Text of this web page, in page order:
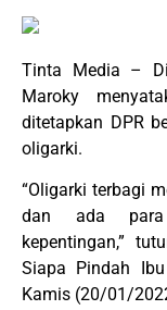
Tinta Media –
Maroky
ditetapkan DPR
oligarki.
“Oligarki terbagi
dan ada para
kepentingan,”
Siapa Pindah
Kamis (20/01/